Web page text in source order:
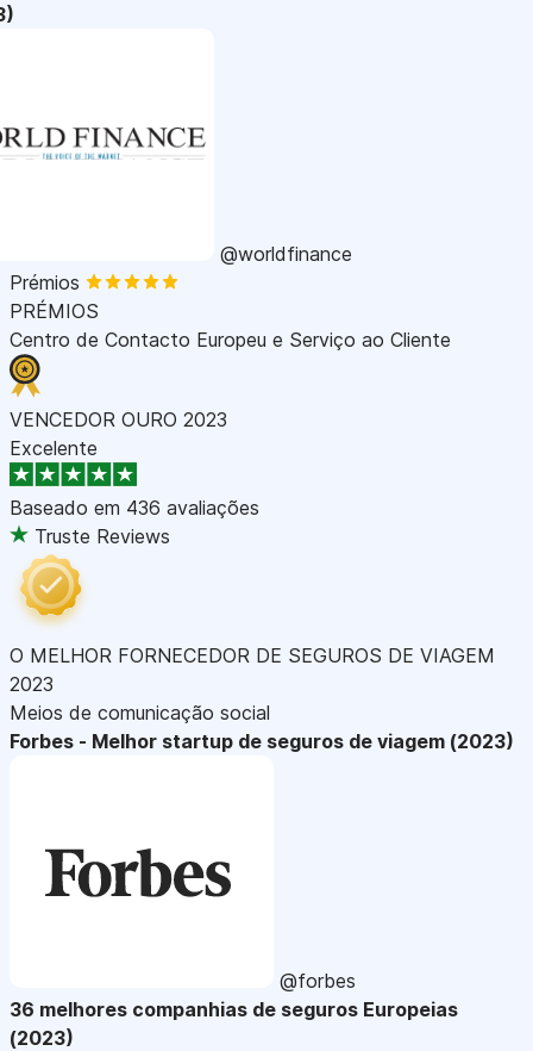
@worldfinance
Prémios
PRÉMIOS
Centro de Contacto Europeu e Serviço ao Cliente
VENCEDOR OURO 2023
Excelente
Baseado em 436 avaliações
Truste Reviews
O MELHOR FORNECEDOR DE SEGUROS DE VIAGEM
2023
Meios de comunicação social
Forbes - Melhor startup de seguros de viagem (2023)
@forbes
36 melhores companhias de seguros Europeias
(2023)